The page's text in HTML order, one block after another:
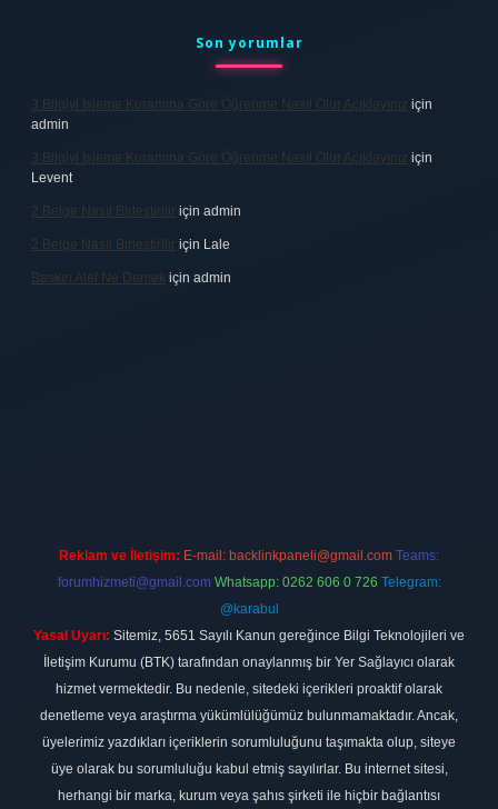
Son yorumlar
3 Bilgiyi Işleme Kuramına Göre Öğrenme Nasıl Olur Açıklayınız için
admin
3 Bilgiyi Işleme Kuramına Göre Öğrenme Nasıl Olur Açıklayınız için
Levent
2 Belge Nasıl Birleştirilir için admin
2 Belge Nasıl Birleştirilir için Lale
Baskın Alel Ne Demek için admin
Reklam ve İletişim: E-mail: backlinkpaneli@gmail.com Teams:
forumhizmeti@gmail.com Whatsapp: 0262 606 0 726 Telegram:
@karabul
Yasal Uyarı: Sitemiz, 5651 Sayılı Kanun gereğince Bilgi Teknolojileri ve
İletişim Kurumu (BTK) tarafından onaylanmış bir Yer Sağlayıcı olarak
hizmet vermektedir. Bu nedenle, sitedeki içerikleri proaktif olarak
denetleme veya araştırma yükümlülüğümüz bulunmamaktadır. Ancak,
üyelerimiz yazdıkları içeriklerin sorumluluğunu taşımakta olup, siteye
üye olarak bu sorumluluğu kabul etmiş sayılırlar. Bu internet sitesi,
herhangi bir marka, kurum veya şahıs şirketi ile hiçbir bağlantısı